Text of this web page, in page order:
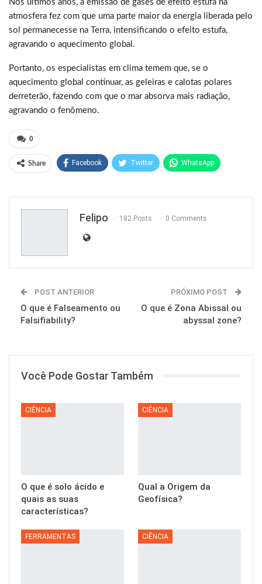
Nos últimos anos, a emissão de gases de efeito estufa na
atmosfera fez com que uma parte maior da energia liberada pelo
sol permanecesse na Terra, intensificando o efeito estufa,
agravando o aquecimento global.
Portanto, os especialistas em clima temem que, se o
aquecimento global continuar, as geleiras e calotas polares
derreterão, fazendo com que o mar absorva mais radiação,
agravando o fenômeno.
0
Share Facebook Twitter WhatsApp
Felipo 182 Posts 0 Comments
POST ANTERIOR
O que é Falseamento ou
Falsifiability?
PRÓXIMO POST
O que é Zona Abissal ou
abyssal zone?
Você Pode Gostar Também
CIÊNCIA
O que é solo ácido e
quais as suas
características?
CIÊNCIA
Qual a Origem da
Geofísica?
FERRAMENTAS CIÊNCIA